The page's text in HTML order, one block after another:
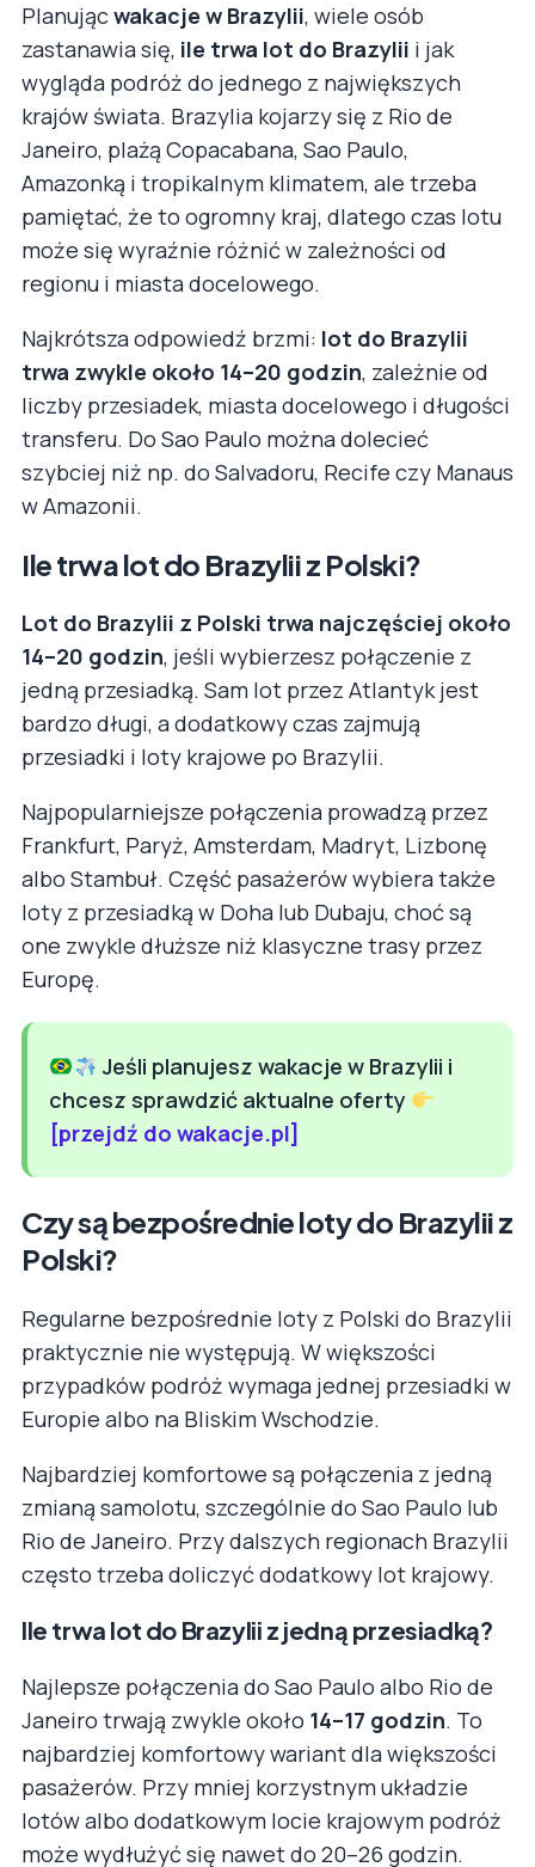
Planującwakacje w Brazylii, wiele osób
zastanawia się, ile trwa lot do Brazylii i jak
wygląda podróż do jednego z największych
krajów świata. Brazylia kojarzy się z Rio de
Janeiro, plażą Copacabana, Sao Paulo,
Amazonką i tropikalnym klimatem, ale trzeba
pamiętać, że to ogromny kraj, dlatego czas lotu
może się wyraźnie różnić w zależności od
regionu i miasta docelowego.
Najkrótsza odpowiedź brzmi: lot do Brazylii
trwa zwykle około 14–20 godzin, zależnie od
liczby przesiadek, miasta docelowego i długości
transferu. Do Sao Paulo można dolecieć
szybciej niż np. do Salvadoru, Recife czy Manaus
w Amazonii.
Ile trwa lot do Brazylii z Polski?
Lot do Brazylii z Polski trwa najczęściej około
14–20 godzin, jeśli wybierzesz połączenie z
jedną przesiadką. Sam lot przez Atlantyk jest
bardzo długi, a dodatkowy czas zajmują
przesiadki i loty krajowe po Brazylii.
Najpopularniejsze połączenia prowadzą przez
Frankfurt, Paryż, Amsterdam, Madryt, Lizbonę
albo Stambuł. Część pasażerów wybiera także
loty z przesiadką w Doha lub Dubaju, choć są
one zwykle dłuższe niż klasyczne trasy przez
Europę.
Jeśli planujesz wakacje w Brazylii i
chcesz sprawdzić aktualne oferty
[przejdź do wakacje.pl]
Czy są bezpośrednie loty do Brazylii z
Polski?
Regularne bezpośrednie loty z Polski do Brazylii
praktycznie nie występują. W większości
przypadków podróż wymaga jednej przesiadki w
Europie albo na Bliskim Wschodzie.
Najbardziej komfortowe są połączenia z jedną
zmianą samolotu, szczególnie do Sao Paulo lub
Rio de Janeiro. Przy dalszych regionach Brazylii
często trzeba doliczyć dodatkowy lot krajowy.
Ile trwa lot do Brazylii z jedną przesiadką?
Najlepsze połączenia do Sao Paulo albo Rio de
Janeiro trwają zwykle około 14–17 godzin. To
najbardziej komfortowy wariant dla większości
pasażerów. Przy mniej korzystnym układzie
lotów albo dodatkowym locie krajowym podróż
może wydłużyć się nawet do 20–26 godzin.